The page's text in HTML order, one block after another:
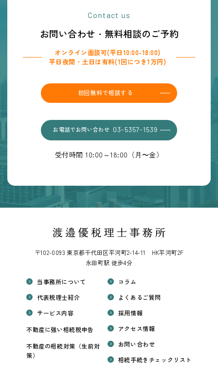
Contact us
お問い合わせ・無料相談のご予約
オンライン面談可(平日10:00-18:00)
平日夜間・土日は有料(1回につき1万円)
初回無料で相談する
お電話でお問い合わせ 03-5357-1539
受付時間 10:00～18:00（月〜金）
〒102-0093 東京都千代田区平河町2-14-11 HK平河町2F
永田町駅 徒歩4分
当事務所について
代表税理士紹介
サービス内容
不動産に強い相続税申告
不動産の相続対策（生前対
策）
コラム
よくあるご質問
採用情報
アクセス情報
お問い合わせ
相続手続きチェックリスト